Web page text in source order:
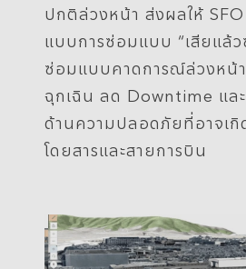
ปกติล่วงหน้า ส่งผลให้
แบบการซ่อมแบบ “เสียแล้ว
ซ่อมแบบคาดการณ์ล่วงหน้
ฉุกเฉิน ลด Downtime แล
ด้านความปลอดภัยที่อาจเ
โดยสารและสายการบิน